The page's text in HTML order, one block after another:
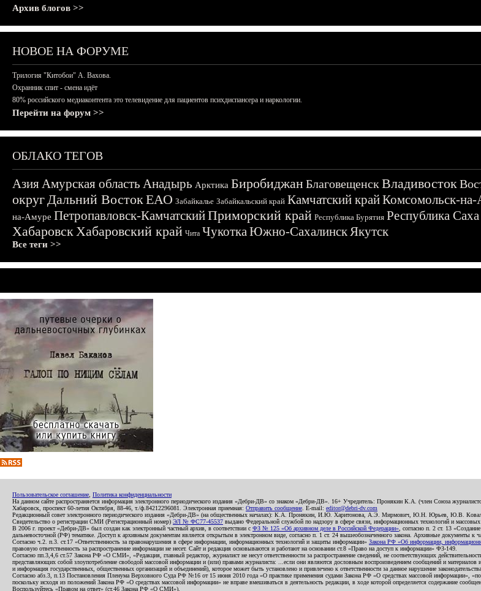
Архив блогов >>
НОВОЕ НА ФОРУМЕ
Трилогия "Китобои" А. Вахова.
Охранник спит - смена идёт
80% российского медиаконтента это телевидение для пациентов психдиспансера и наркологии.
Перейти на форум >>
ОБЛАКО ТЕГОВ
АзияАмурская область Анадырь Арктика БиробиджанБлаговещенскВладивосток
округДальний ВостокЕАО Забайкалье Забайкальский край Камчатский крайКомсомольск-
на-Амуре Петропавловск-КамчатскийПриморский край Республика Бурятия Республика
ХабаровскХабаровский край Чита ЧукоткаЮжно-СахалинскЯкутск
Все теги >>
Пользовательское соглашение Политика конфиденциальности
На данном сайте распространяется информация электронного периодического издания «Дебри-ДВ» со знаком «Дебри-ДВ». 16+ Учредитель: Пронякин К.А. (член Союза
Хабаровск, проспект 60-летия Октября, 88-46, т./ф.84212296081. Электронная приемная: Отправить сообщение . E-mail: editor@debri-dv.com
Редакционный совет электронного периодического издания «Дебри-ДВ» (на общественных началах): К.А. Пронякин, И.Ю. Харитонова, А.Э. Мирмович, Ю.Н. Юрьев,
Свидетельство о регистрации СМИ (Регистрационный номер) ЭЛ № ФС77-45537 выдано Федеральной службой по надзору в сфере связи, информационных технологий и
В 2006 г. проект «Дебри-ДВ» был создан как электронный частный архив, в соответствии с ФЗ № 125 «Об архивном деле в Российской Федерации» , согласно п. 2 ст. 13
дальневосточной (РФ) тематике. Доступ к архивным документам является открытым в электронном виде, согласно п. 1 ст. 24 вышеобозначенного закона. Архивные документы к
Согласно ч.2. п.3. ст.17 «Ответственность за правонарушения в сфере информации, информационных технологий и защиты информации» Закона РФ «Об информации,
правовую ответственность за распространение информации не несет. Сайт и редакция основываются и работают на основании ст.8 «Право на доступ к информации» ФЗ-149.
Согласно пп.3,4,6 ст.57 Закона РФ «О СМИ», «Редакция, главный редактор, журналист не несут ответственности за распространение сведений, не соответствующих
представляющих собой злоупотребление свободой массовой информации и (или) правами журналиста: ...если они являются дословным воспроизведением сообщений и
и информация государственных, общественных организаций и объединений), которое может быть установлено и привлечено к ответственности за данное нарушение
Согласно абз.3, п.13 Постановления Пленума Верховного Суда РФ №16 от 15 июня 2010 года «О практике применения судами Закона РФ «О средствах массовой информации»,
поскольку исходя из положений Закона РФ «О средствах массовой информации» не вправе вмешиваться в деятельность редакции, в ходе которой определяется содержание
Воспользуйтесь «Правом на ответ» (ст.46 Закона РФ «О СМИ»).